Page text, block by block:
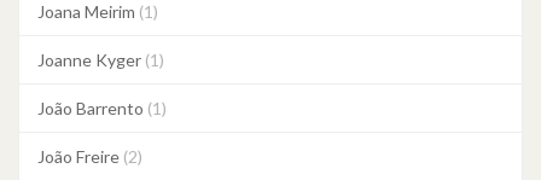
Joana Meirim (1)
Joanne Kyger (1)
João Barrento (1)
João Freire (2)